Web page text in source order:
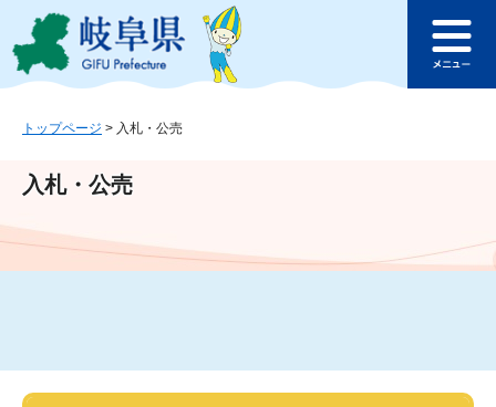
ジ
ュ
文
このページの本文へ
ュ
トップページ > 入札・公売
入札・公売